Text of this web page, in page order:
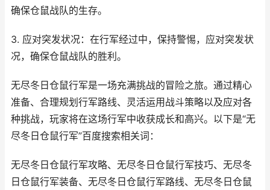
确保仓鼠战队的生存。
3. 应对突发状况：在行军经过中，保持警惕，应对突发状
况，确保仓鼠战队的胜利。
无尽冬日仓鼠行军是一场充满挑战的冒险之旅。通过精心
准备、合理规划行军路线、灵活运用战斗策略以及应对各
种挑战，玩家将在这场行军中收获成长和高兴。以下是“无
尽冬日仓鼠行军”百度搜索相关词：
无尽冬日仓鼠行军攻略、无尽冬日仓鼠行军技巧、无尽冬
日仓鼠行军装备、无尽冬日仓鼠行军路线、无尽冬日仓鼠